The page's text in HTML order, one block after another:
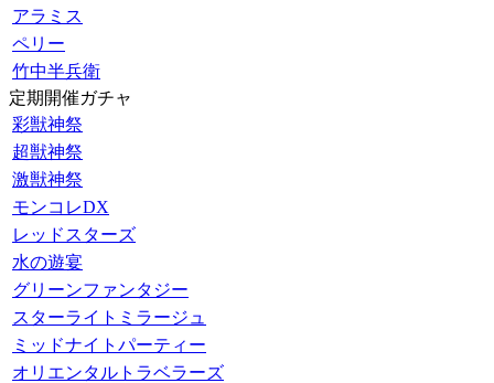
アラミス
ペリー
竹中半兵衛
定期開催ガチャ
彩獣神祭
超獣神祭
激獣神祭
モンコレDX
レッドスターズ
水の遊宴
グリーンファンタジー
スターライトミラージュ
ミッドナイトパーティー
オリエンタルトラベラーズ